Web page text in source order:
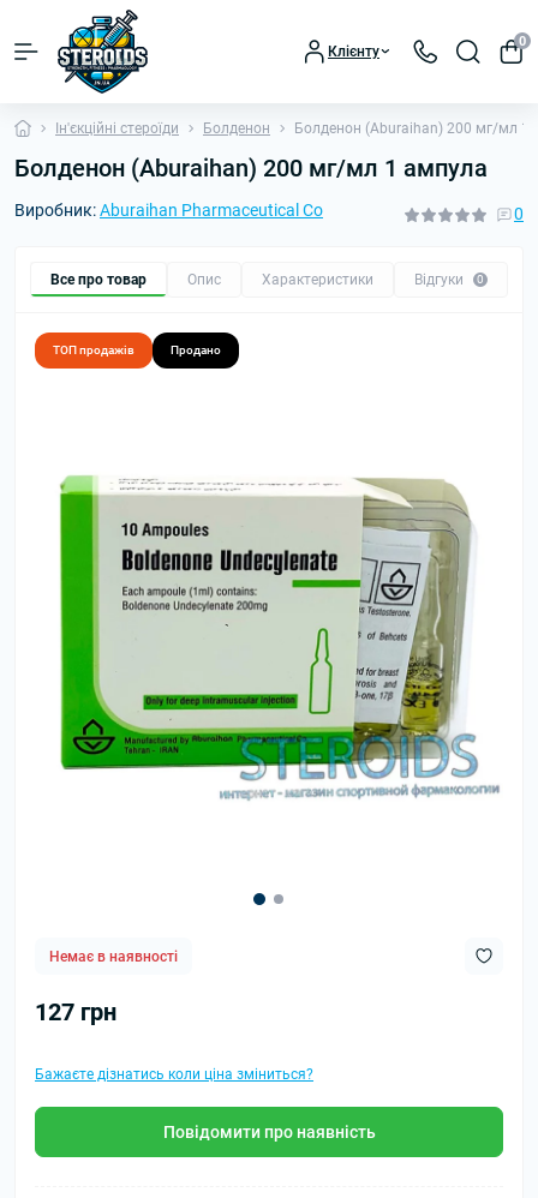
Клієнту
0
Ін'єкційні стероїди Болденон Болденон (Aburaihan) 200 мг/мл 1
Болденон (Aburaihan) 200 мг/мл 1 ампула
Виробник:Aburaihan Pharmaceutical Co 0
Все про товар Опис Характеристики Відгуки 0
ТОП продажів Продано
Немає в наявності
127 грн
Бажаєте дізнатись коли ціна зміниться?
Повідомити про наявність